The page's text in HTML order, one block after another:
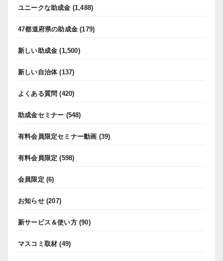
ユニークな助成金 (1,488)
47都道府県の助成金 (179)
新しい助成金 (1,500)
新しい自治体(137)
よくある質問 (420)
助成金セミナー (548)
有料会員限定セミナー動画 (39)
有料会員限定 (598)
会員限定 (6)
お知らせ(207)
新サービス＆使い方(90)
マスコミ取材 (49)